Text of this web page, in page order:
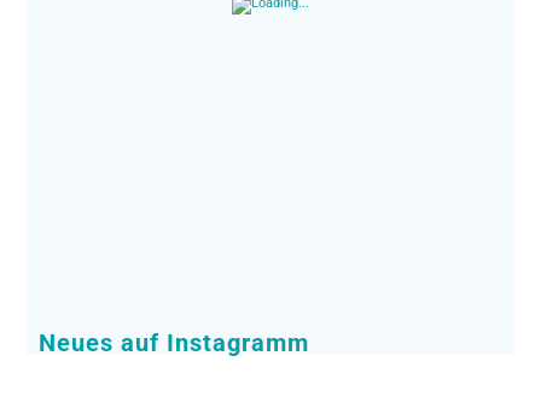
Neues auf Instagramm